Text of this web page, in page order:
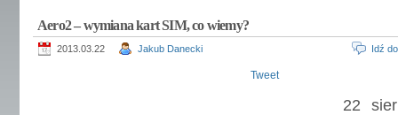
Aero2 – wymiana kart SIM, co wiemy?
2013.03.22 Jakub Danecki Idź
Tweet
22